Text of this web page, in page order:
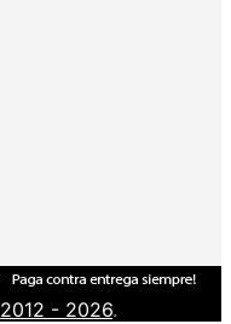
2012 - 2026.